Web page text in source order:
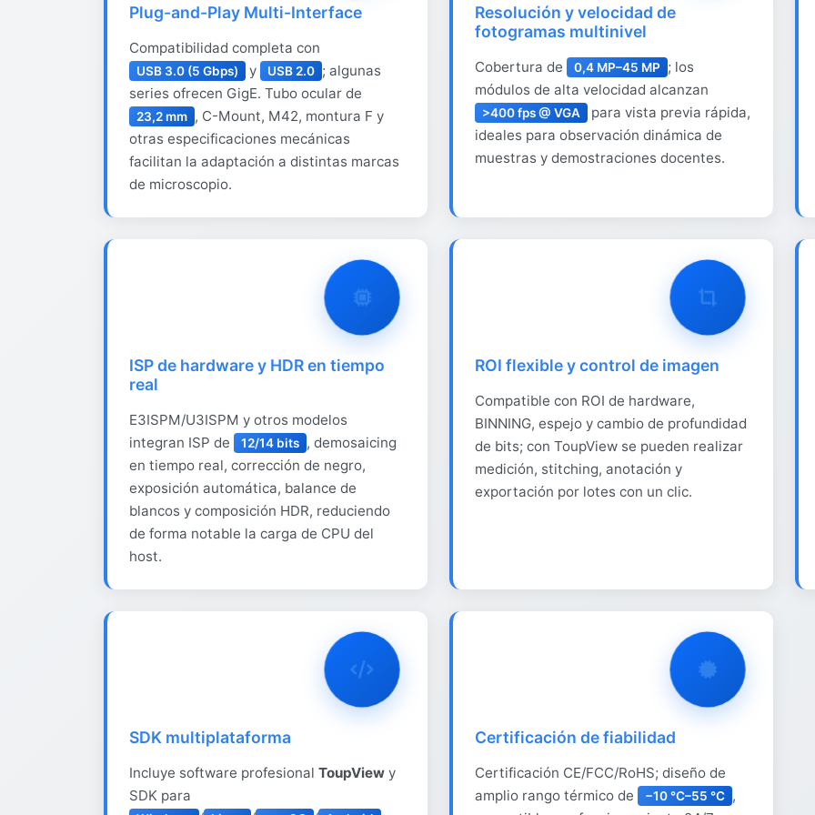
Plug-and-Play Multi-Interface
Compatibilidad completa con
USB 3.0 (5 Gbps) y USB 2.0 ; algunas
series ofrecen GigE. Tubo ocular de
23,2 mm , C-Mount, M42, montura F y
otras especificaciones mecánicas
facilitan la adaptación a distintas marcas
de microscopio.
Resolución y velocidad de
fotogramas multinivel
Cobertura de 0,4 MP–45 MP ; los
módulos de alta velocidad alcanzan
>400 fps @ VGA
para vista previa rápida,
ideales para observación dinámica de
muestras y demostraciones docentes.
ISP de hardware y HDR en tiempo
real
E3ISPM/U3ISPM y otros modelos
integran ISP de
12/14 bits , demosaicing
en tiempo real, corrección de negro,
exposición automática, balance de
blancos y composición HDR, reduciendo
de forma notable la carga de CPU del
host.
ROI flexible y control de imagen
Compatible con ROI de hardware,
BINNING, espejo y cambio de profundidad
de bits; con ToupView se pueden realizar
medición, stitching, anotación y
exportación por lotes con un clic.
SDK multiplataforma
Incluye software profesional ToupView y
SDK para
Certificación de fiabilidad
Certificación CE/FCC/RoHS; diseño de
amplio rango térmico de
−10 °C–55 °C ,